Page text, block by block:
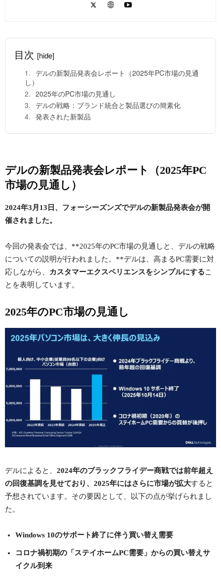
目次 [hide]
デルの新製品発表会レポート（2025年PC市場の見通
し）
2025年のPC市場の見通し
デルの戦略：ブランド統合と製品選びの簡素化
発表された新製品
デルの新製品発表会レポート（2025年PC
市場の見通し）
2024年3月13日、フォーシーズンズでデルの新製品発表会が開
催されました。
今回の発表会では、**2025年のPC市場の見通しと、デルの戦略
についての説明が行われました。**デルは、高まるPC需要に対
応しながら、
カスタマーエクスペリエンスをシンプルにするこ
とを表明しています。
2025年のPC市場の見通し
デルによると、 2024年のブラックフライデー商戦では前年超え
の回復基調を見せており、2025年にはさらに市場が拡大すると
予想されています。その要因として、以下の点が挙げられまし
た。
Windows 10のサポート終了に伴う買い替え需要
コロナ禍初期の「ステイホームPC需要」からの買い替えサ
イクル到来